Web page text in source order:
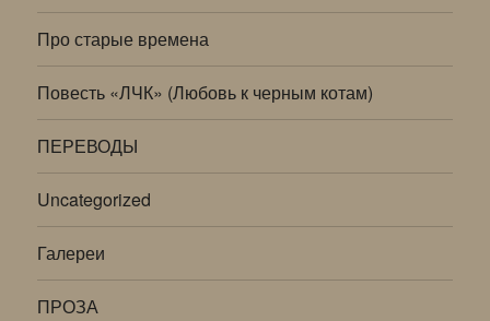
Про старые времена
Повесть «ЛЧК» (Любовь к черным котам)
ПЕРЕВОДЫ
Uncategorized
Галереи
ПРОЗА